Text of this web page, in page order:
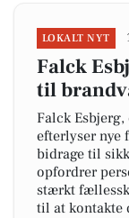
LOKALT NYT
Falck
til
Falck
efterlyser
bidrage til
opfordrer
stærkt
til at kontakte